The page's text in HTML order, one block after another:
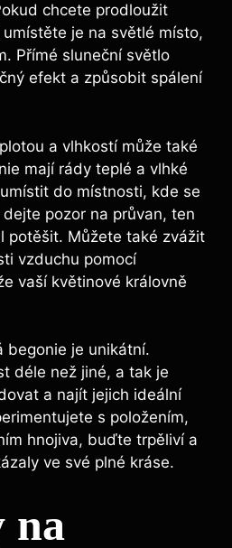
chcete prodloužit
je na světlé místo,
Přímé sluneční světlo
efekt a způsobit spálení
a vlhkostí může také
mají rády teplé a vlhké
do místnosti, kde se
pozor na průvan, ten
potěšit. Můžete také zvážit
vzduchu pomocí
vaší květinové královně
begonie je unikátní.
déle než jiné, a tak je
a najít jejich ideální
s položením,
hnojiva, buďte trpěliví a
ve své plné kráse.
na